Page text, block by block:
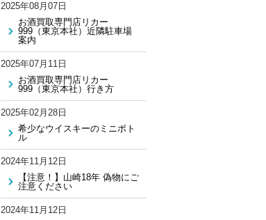
2025年08月07日
お酒買取専門店リカー
999（東京本社）近隣駐車場
案内
2025年07月11日
お酒買取専門店リカー
999（東京本社）行き方
2025年02月28日
希少なウイスキーのミニボト
ル
2024年11月12日
【注意！】山崎18年 偽物にご
注意ください
2024年11月12日